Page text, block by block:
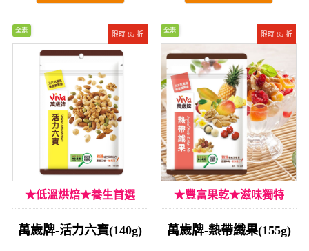
限時 85 折
全素
★低溫烘焙★養生首選
萬歲牌-活力六寶(140g)
限時 85 折
全素
★豐富果乾★滋味獨特
萬歲牌-熱帶纖果(155g)